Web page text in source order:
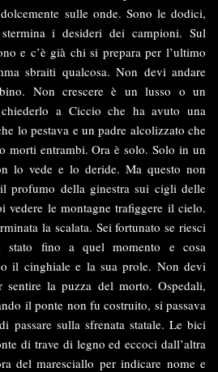
sulle onde. Sono le dodici,
i desideri dei campioni. Sul
e c’è già chi si prepara per l’ultimo
sbraiti qualcosa. Non devi andare
Non crescere è un lusso o un
chiederlo a Ciccio che ha avuto una
lo pestava e un padre alcolizzato che
morti entrambi. Ora è solo. Solo in un
lo vede e lo deride. Ma questo non
profumo della ginestra sui cigli delle
vedere le montagne trafiggere il cielo.
la scalata. Sei fortunato se riesci
stato fino a quel momento e cosa
il cinghiale e la sua prole. Non devi
sentire la puzza del morto. Ospedali,
il ponte non fu costruito, si passava
passare sulla sfrenata statale. Le bici
di trave di legno ed eccoci dall’altra
del maresciallo per indicare nome e